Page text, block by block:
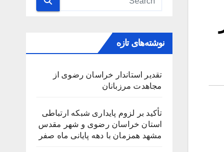
نوشته‌های تازه
تقدیر استاندار خراسان رضوی از
مجاهدت مرزبانان
تأکید بر لزوم پایداری شبکه ارتباطی
استان خراسان رضوی و شهر مقدس
مشهد همزمان با دهه پایانی ماه صفر